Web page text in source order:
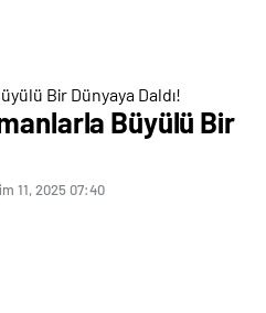
Büyülü Bir
11, 2025 07:40